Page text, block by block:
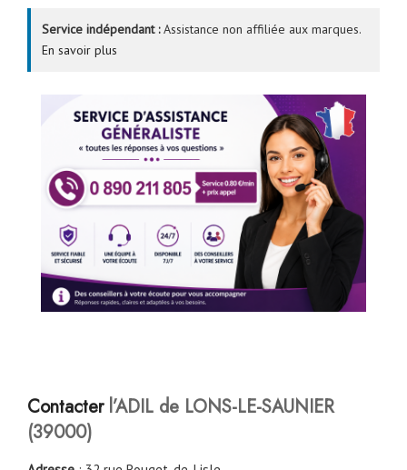
Service indépendant :Assistance non affiliée aux marques.
En savoir plus
Contacterl’ADIL de LONS-LE-SAUNIER
(39000)